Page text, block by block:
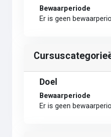
Bewaarperiode
Er is geen
Doel
Bewaarperiode
Er is geen